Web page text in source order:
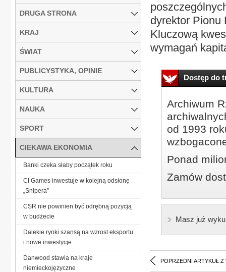
dyrektor Pionu
Kluczową
wymagań
Dostęp do
Archiwum
od 1993
Ponad
Zamów
Masz już
POPRZEDNI ARTYKUŁ Z
DRUGA STRONA
KRAJ
ŚWIAT
PUBLICYSTYKA, OPINIE
KULTURA
NAUKA
SPORT
CIEKAWA EKONOMIA
Banki czeka słaby początek roku
CI Games inwestuje w kolejną odsłonę
„Snipera”
CSR nie powinien być odrębną pozycją
w budżecie
Dalekie rynki szansą na wzrost eksportu
i nowe inwestycje
Danwood stawia na kraje
niemieckojęzyczne